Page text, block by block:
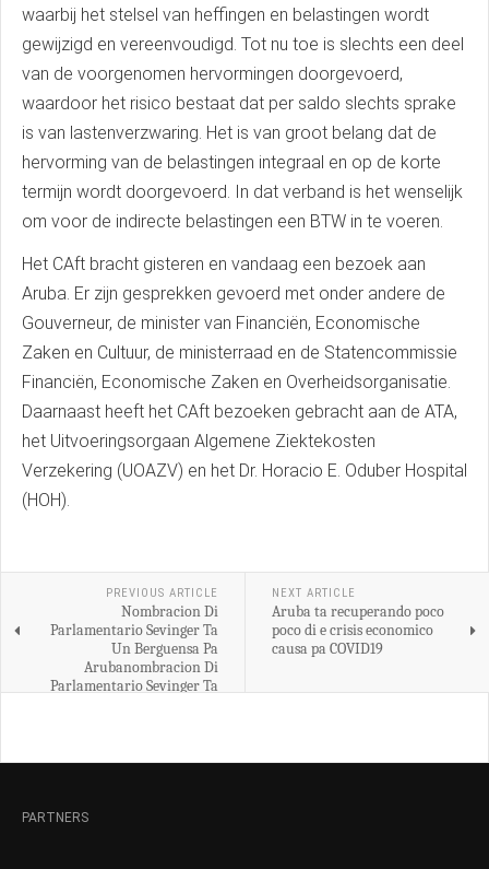
waarbij het stelsel van heffingen en belastingen wordt
gewijzigd en vereenvoudigd. Tot nu toe is slechts een deel
van de voorgenomen hervormingen doorgevoerd,
waardoor het risico bestaat dat per saldo slechts sprake
is van lastenverzwaring. Het is van groot belang dat de
hervorming van de belastingen integraal en op de korte
termijn wordt doorgevoerd. In dat verband is het wenselijk
om voor de indirecte belastingen een BTW in te voeren.
Het CAft bracht gisteren en vandaag een bezoek aan
Aruba. Er zijn gesprekken gevoerd met onder andere de
Gouverneur, de minister van Financiën, Economische
Zaken en Cultuur, de ministerraad en de Statencommissie
Financiën, Economische Zaken en Overheidsorganisatie.
Daarnaast heeft het CAft bezoeken gebracht aan de ATA,
het Uitvoeringsorgaan Algemene Ziektekosten
Verzekering (UOAZV) en het Dr. Horacio E. Oduber Hospital
(HOH).
PREVIOUS ARTICLE
Nombracion Di
Parlamentario Sevinger Ta
Un Berguensa Pa
Arubanombracion Di
Parlamentario Sevinger Ta
NEXT ARTICLE
Aruba ta recuperando poco
poco di e crisis economico
causa pa COVID19
PARTNERS